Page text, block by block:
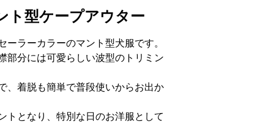
ト型ケープアウター
ーラーカラーのマント型犬服です。
部分には可愛らしい波型のトリミン
、着脱も簡単で普段使いからお出か
トとなり、特別な日のお洋服として